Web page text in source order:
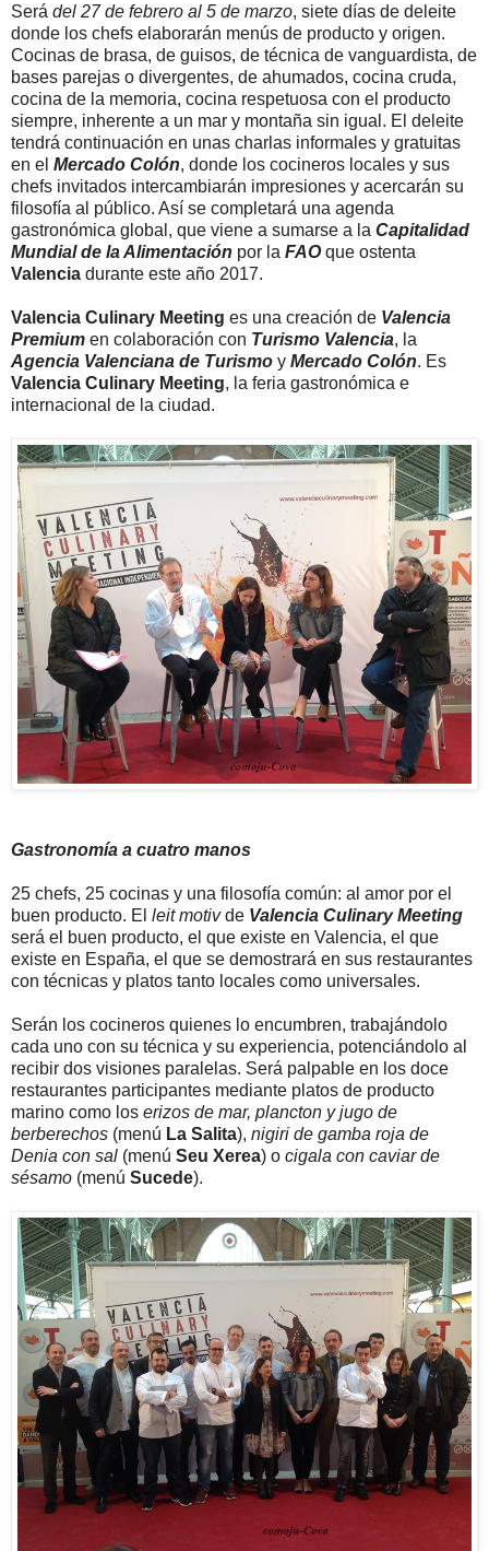
Será del 27 de febrero al 5 de marzo, siete días de deleite
donde los chefs elaborarán menús de producto y origen.
Cocinas de brasa, de guisos, de técnica de vanguardista, de
bases parejas o divergentes, de ahumados, cocina cruda,
cocina de la memoria, cocina respetuosa con el producto
siempre, inherente a un mar y montaña sin igual. El deleite
tendrá continuación en unas charlas informales y gratuitas
en el Mercado Colón, donde los cocineros locales y sus
chefs invitados intercambiarán impresiones y acercarán su
filosofía al público. Así se completará una agenda
gastronómica global, que viene a sumarse a la Capitalidad
Mundial de la Alimentación por la FAOque ostenta
Valencia durante este año 2017.
Valencia Culinary Meeting es una creación de Valencia
Premium en colaboración con Turismo Valencia, la
Agencia Valenciana de Turismo y Mercado Colón. Es
Valencia Culinary Meeting, la feria gastronómica e
internacional de la ciudad.
Gastronomía a cuatro manos
25 chefs, 25 cocinas y una filosofía común: al amor por el
buen producto. El leit motivde Valencia Culinary Meeting
será el buen producto, el que existe en Valencia, el que
existe en España, el que se demostrará en sus restaurantes
con técnicas y platos tanto locales como universales.
Serán los cocineros quienes lo encumbren, trabajándolo
cada uno con su técnica y su experiencia, potenciándolo al
recibir dos visiones paralelas. Será palpable en los doce
restaurantes participantes mediante platos de producto
marino como los erizos de mar, plancton y jugo de
berberechos (menú La Salita), nigiri de gamba roja de
Denia con sal (menú Seu Xerea) o cigala con caviar de
sésamo (menú Sucede).